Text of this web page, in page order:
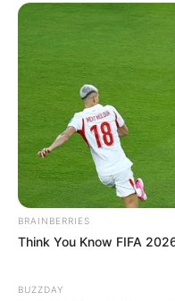
5.Double push-up ini
tangan, tapi juga
BRAINBERRIES
Think You Know FIFA
BUZZDAY